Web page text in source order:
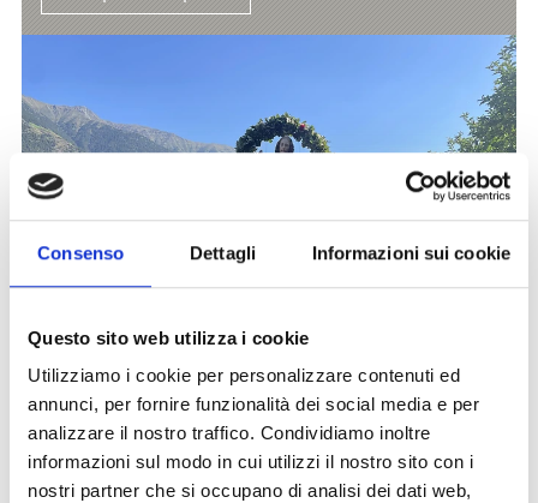
Consenso Dettagli Informazioni sui cookie
Questo sito web utilizza i cookie
Utilizziamo i cookie per personalizzare contenuti ed
annunci, per fornire funzionalità dei social media e per
analizzare il nostro traffico. Condividiamo inoltre
informazioni sul modo in cui utilizzi il nostro sito con i
nostri partner che si occupano di analisi dei dati web,
PROCESSIONE E FESTA DI JACHIM
Artigianato/tradizioni